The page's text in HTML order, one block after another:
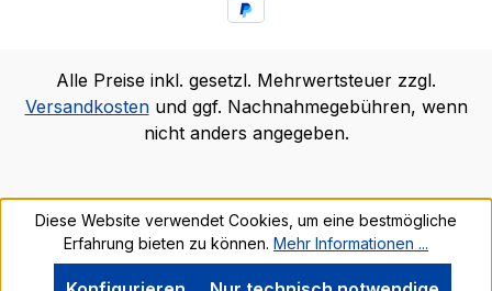
Alle Preise inkl. gesetzl. Mehrwertsteuer zzgl.
Versandkostenund ggf. Nachnahmegebühren, wenn
nicht anders angegeben.
Diese Website verwendet Cookies, um eine bestmögliche
Erfahrung bieten zu können. Mehr Informationen ...